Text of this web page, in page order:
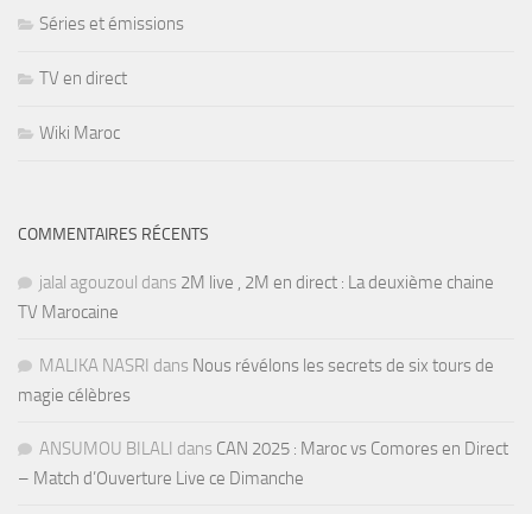
Séries et émissions
TV en direct
Wiki Maroc
COMMENTAIRES RÉCENTS
jalal agouzoul dans 2M live , 2M en direct : La deuxième chaine
TV Marocaine
MALIKA NASRI dans Nous révélons les secrets de six tours de
magie célèbres
ANSUMOU BILALI dans CAN 2025 : Maroc vs Comores en Direct
– Match d’Ouverture Live ce Dimanche